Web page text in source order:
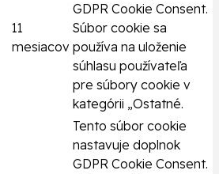
11
mesiacov
GDPR Cookie Consent.
Súbor cookie sa
používa na uloženie
súhlasu používateľa
pre súbory cookie v
kategórii „Ostatné.
Tento súbor cookie
nastavuje doplnok
GDPR Cookie Consent.